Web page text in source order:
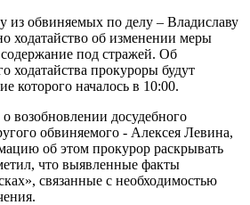
из обвиняемых по делу – Владиславу
ходатайство об изменении меры
содержание под стражей. Об
ходатайства прокуроры будут
которого началось в 10:00.
возобновлении досудебного
обвиняемого - Алексея Левина,
об этом прокурор раскрывать
что выявленные факты
связанные с необходимостью